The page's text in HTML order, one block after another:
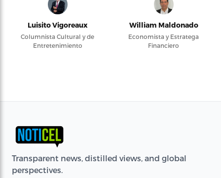
Luisito Vigoreaux
Columnista Cultural y de
Entretenimiento
William Maldonado
Economista y Estratega
Financiero
Transparent news, distilled views, and global
perspectives.